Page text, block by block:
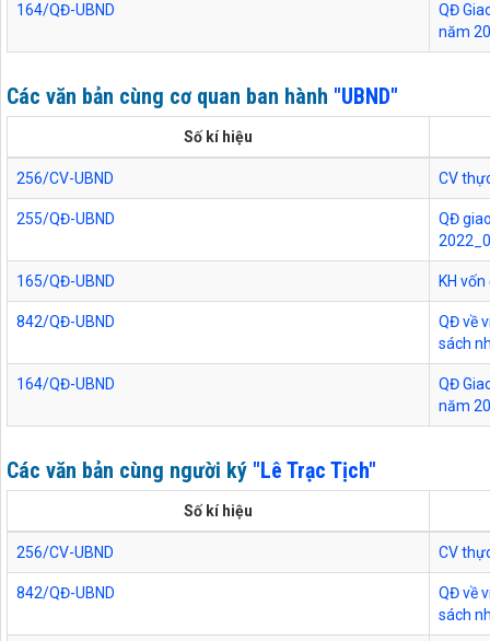
164/QĐ-UBND
QĐ
năm
Các văn bản cùng cơ quan ban hành "UBND"
Số kí hiệu
256/CV-UBND CV
255/QĐ-UBND
QĐ
165/QĐ-UBND KH
842/QĐ-UBND
QĐ về
sách
164/QĐ-UBND
QĐ
năm
Các văn bản cùng người ký "Lê Trạc Tịch"
Số kí hiệu
256/CV-UBND CV
842/QĐ-UBND
QĐ về
sách